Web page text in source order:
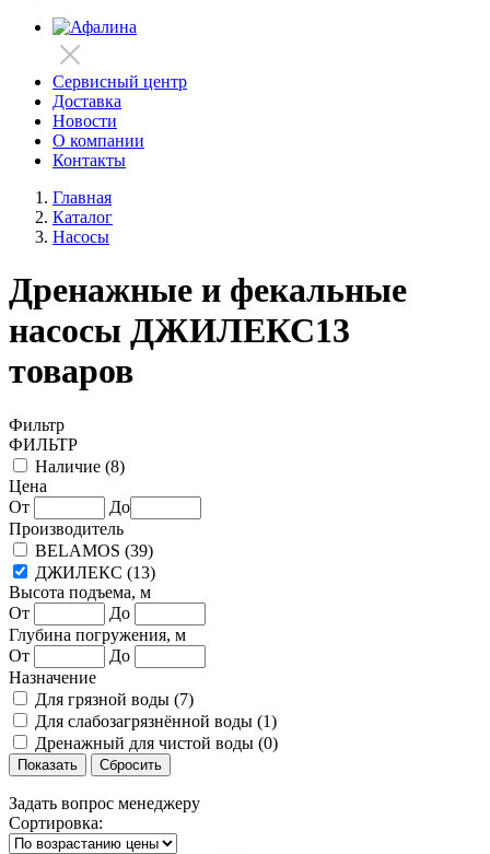
Сервисный центр
Доставка
Новости
О компании
Контакты
Главная
Каталог
Насосы
Дренажные и фекальные
насосы ДЖИЛЕКС13
товаров
Фильтр
ФИЛЬТР
Наличие (8)
Цена
От
До
Производитель
BELAMOS (39)
ДЖИЛЕКС (13)
Высота подъема, м
От
До
Глубина погружения, м
От
До
Назначение
Для грязной воды (7)
Для слабозагрязнённой воды (1)
Дренажный для чистой воды (0)
Задать вопрос менеджеру
Сортировка: